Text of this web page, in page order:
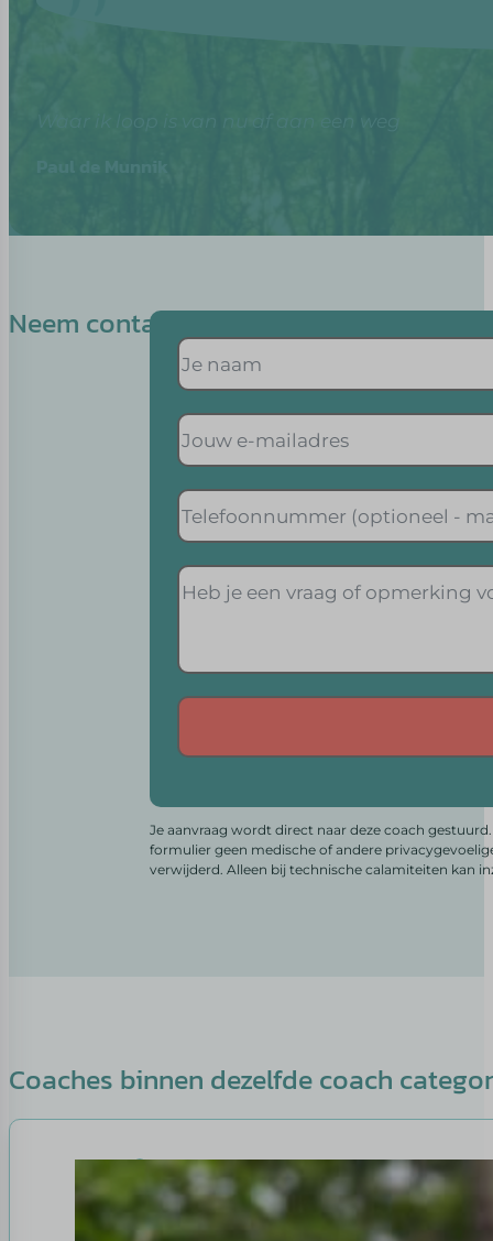
Neem contact op met Bas
Je aanvraag wordt direct naar deze coach
formulier geen medische of andere
verwijderd. Alleen bij technische calamiteiten kan
Coaches binnen dezelfde coach